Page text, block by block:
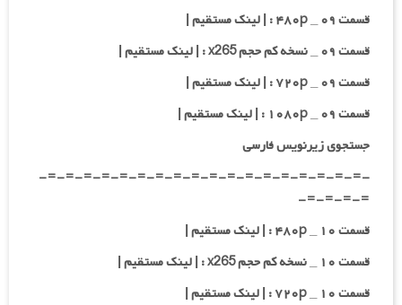
قسمت ۰۹ _ ۴۸۰p : | لینک مستقیم |
قسمت ۰۹ _ نسخه کم حجم x265 : | لینک مستقیم |
قسمت ۰۹ _ ۷۲۰p : | لینک مستقیم |
قسمت ۰۹ _ ۱۰۸۰p : | لینک مستقیم |
جستجوی زیرنویس فارسی
-=-=-=-=-=-=-=-=-=-=-=-=-=-=-=-=-=-=-
=-=-=-=-
قسمت ۱۰ _ ۴۸۰p : | لینک مستقیم |
قسمت ۱۰ _ نسخه کم حجم x265 : | لینک مستقیم |
قسمت ۱۰ _ ۷۲۰p : | لینک مستقیم |